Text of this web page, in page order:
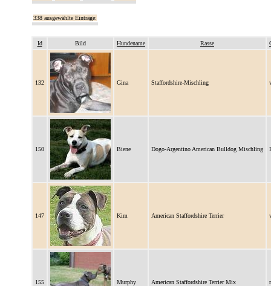
338 ausgewählte Einträge:
Id Bild Hundename Rasse
132 Gina Staffordshire-Mischling
150 Biene Dogo-Argentino American Bulldog Mischling
147 Kim American Staffordshire Terrier
155 Murphy American Staffordshire Terrier Mix